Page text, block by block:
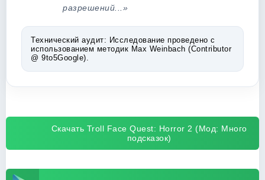
разрешений...»
Технический аудит: Исследование проведено с
использованием методик Max Weinbach (Contributor
@ 9to5Google).
Скачать Troll Face Quest: Horror 2 (Мод: Много
подсказок)